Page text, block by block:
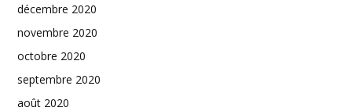
décembre 2020
novembre 2020
octobre 2020
septembre 2020
août 2020